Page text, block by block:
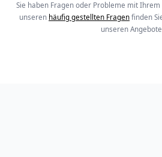
Sie haben Fragen oder Probleme mit
unseren häufig gestellten Fragen finden
unseren